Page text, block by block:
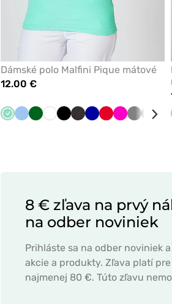
Dámské polo Malfini Pique mátové
12.00 €
MátováModráTmavoBielaČiernaAntracitová
TmavoČervenáMalinová
Tmavo
8 € zľava na prvý
na odber noviniek
Prihláste sa na odber noviniek
akcie a produkty. Zľava platí
najmenej 80 €. Túto zľavu